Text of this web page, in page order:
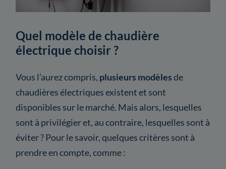
Quel modèle de chaudière
électrique choisir ?
Vous l’aurez compris, plusieurs modèlesde
chaudières électriques existent et sont
disponibles sur le marché. Mais alors, lesquelles
sont à privilégier et, au contraire, lesquelles sont à
éviter ? Pour le savoir, quelques critères sont à
prendre en compte, comme :